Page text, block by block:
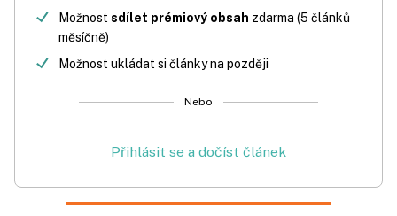
Možnost sdílet prémiový obsah zdarma (5 článků
měsíčně)
Možnost ukládat si články na později
Nebo
Přihlásit se a dočíst článek